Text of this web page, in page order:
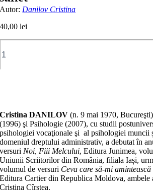
Autor: Danilov Cristina
40,00lei
Cristina DANILOV (n. 9 mai 1970,
(1996) şi Psihologie (2007), cu studii
psihologiei vocaţionale şi al psihologiei muncii
domeniul dreptului administrativ, a debutat în
versuri Noi, Fiii Melcului, Editura Junimea,
Uniunii Scriitorilor din România, filiala Iași,
volumul de versuri Ceva care să-mi amintească
Editura Cartier din Republica Moldova, ambele
Cristina Cîrstea.